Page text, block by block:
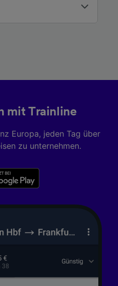
mit Trainline
Europa, jeden Tag über
zu unternehmen.